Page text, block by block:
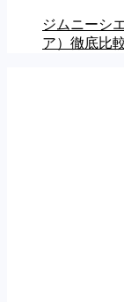
ジムニーシ
ア）徹底比